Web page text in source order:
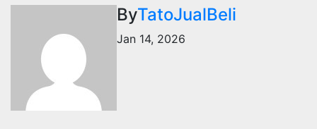
ByTatoJualBeli
Jan 14, 2026